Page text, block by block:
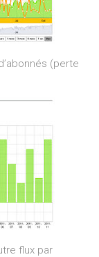
(perte
flux par